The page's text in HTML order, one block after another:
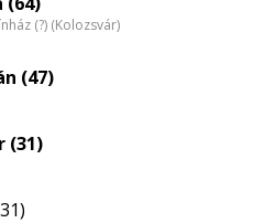
nagyítása
(?) (Kolozsvár)
(47)
(31)